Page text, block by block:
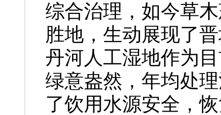
综合治理，如今草
胜地，生动展现了
丹河人工湿地作为
绿意盎然，年均处
了饮用水源安全，